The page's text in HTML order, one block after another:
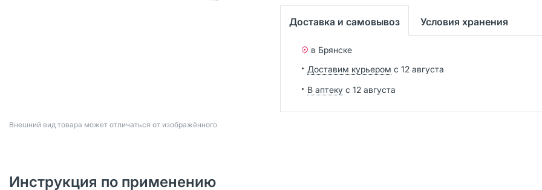
Bнешний вид товара может отличаться от изображённого
Доставка и самовывоз Условия хранения
в Брянске
Доставим курьером с 12 августа
В аптеку с 12 августа
Инструкция по применению